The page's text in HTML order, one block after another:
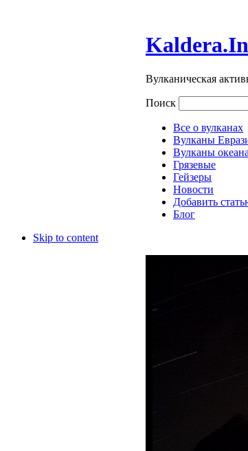
Вулканическая
Поиск
Все о вулканах
Вулканы
Вулканы океана
Грязевые
Гейзеры
Новости
Добавить
Блог
Skip to content